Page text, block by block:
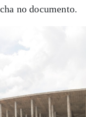
no documento.